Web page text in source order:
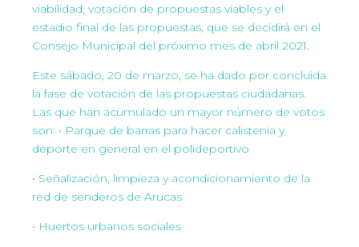
viabilidad, votación de propuestas viables y el
estadio final de las propuestas, que se decidirá en el
Consejo Municipal del próximo mes de abril 2021.
Este sábado, 20 de marzo, se ha dado por concluida
la fase de votación de las propuestas ciudadanas.
Las que han acumulado un mayor número de votos
son: • Parque de barras para hacer calistenia y
deporte en general en el polideportivo
• Señalización, limpieza y acondicionamiento de la
red de senderos de Arucas
• Huertos urbanos sociales